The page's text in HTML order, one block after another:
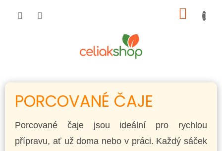
KOŠÍK
PORCOVANÉ ČAJE
Porcované čaje jsou ideální pro rychlou
přípravu, ať už doma nebo v práci. Každý sáček